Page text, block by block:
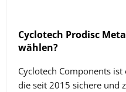
Cyclotech Prodisc
wählen?
Cyclotech Components
die seit 2015 sichere und